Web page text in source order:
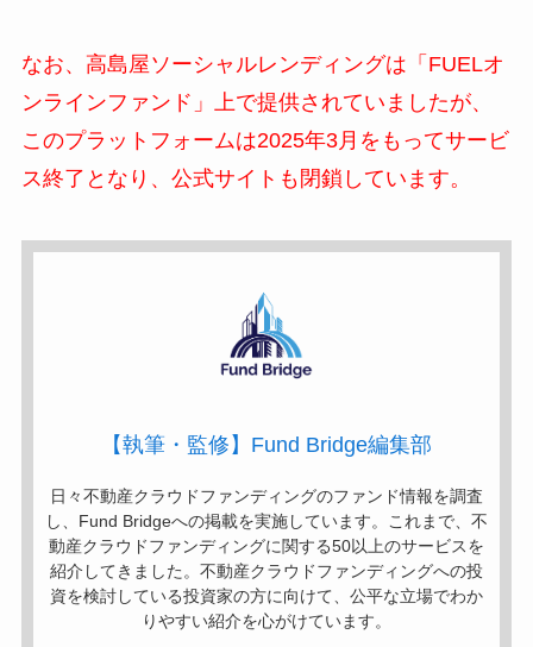
なお、高島屋ソーシャルレンディングは「FUELオ
ンラインファンド」上で提供されていましたが、
このプラットフォームは2025年3月をもってサービ
ス終了となり、公式サイトも閉鎖しています。
【執筆・監修】Fund Bridge編集部
日々不動産クラウドファンディングのファンド情報を調査
し、Fund Bridgeへの掲載を実施しています。これまで、不
動産クラウドファンディングに関する50以上のサービスを
紹介してきました。不動産クラウドファンディングへの投
資を検討している投資家の方に向けて、公平な立場でわか
りやすい紹介を心がけています。